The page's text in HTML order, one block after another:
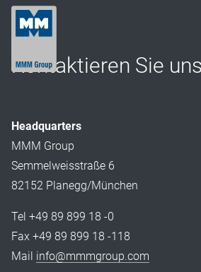
Kontaktieren Sie
Headquarters
MMM Group
Semmelweisstraße 6
82152 Planegg/München
Tel +49 89 899 18 -0
Fax +49 89 899 18 -118
Mail info@mmmgroup.com